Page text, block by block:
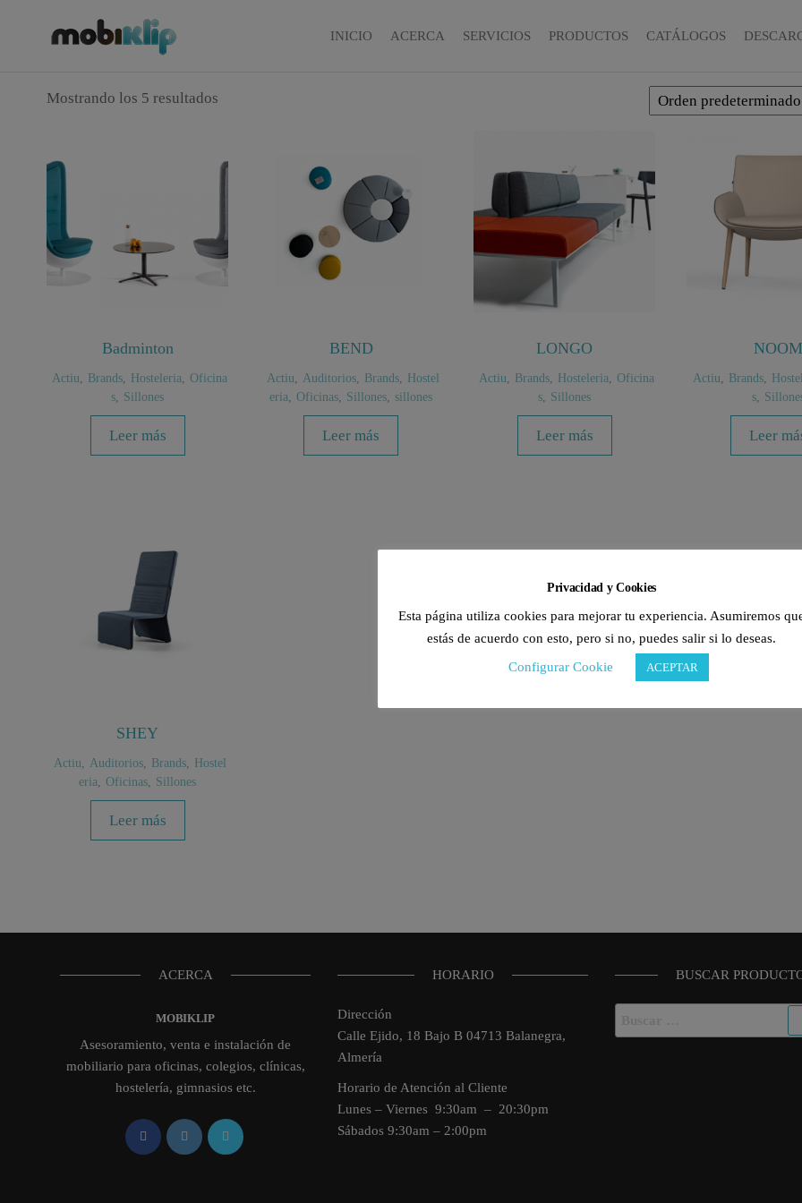
INICIO ACERCA SERVICIOS PRODUCTOS CATÁLOGOS
Mostrando los 5 resultados
Badminton
Actiu, Brands, Hosteleria, Oficina
s, Sillones
Leer más
BEND
Actiu, Auditorios, Brands,
Hostel
eria, Oficinas, Sillones, sillones
Leer más
LONGO
Actiu, Brands, Hosteleria, Oficina
s, Sillones
Leer más
NOOM
Actiu, Brands,
s,
Leer
SHEY
Actiu Auditorios, Brands,
Hostel
eria
Oficinas Sillones
Leer más
ACERCA
MOBIKLIP
Asesoramiento, venta e instalación de
mobiliario para oficinas, colegios, clínicas,
hostelería, gimnasios etc.
HORARIO
Dirección
Calle Ejido, 18 Bajo B 04713 Balanegra,
Almería
Horario de Atención al Cliente
Lunes – Viernes 9:30am – 20:30pm
Sábados 9:30am – 2:00pm
BUSCAR
Privacidad y Cookies
Esta página utiliza cookies para mejorar tu experiencia. Asumiremos
estás de acuerdo con esto, pero si no, puedes salir si lo deseas.
Configurar Cookie
ACEPTAR